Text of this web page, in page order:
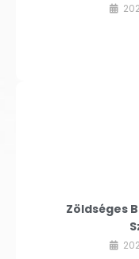
Zöldséges